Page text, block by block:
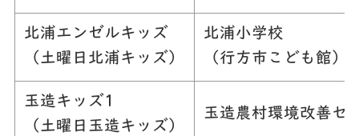
北浦エンゼルキッズ
（土曜日北浦キッズ）
北浦小学校
（行方市こども館）
玉造キッズ1
（土曜日玉造キッズ）
玉造農村環境改善セ